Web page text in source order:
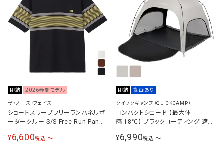
即納 2026春夏モデル
ザ・ノース・フェイス
ショートスリーブフリーランパネルボ
ーダークルー S/S Free Run Panel
ア シャツ NT12691
¥6,600税込 〜
即納 動画あり
クイックキャンプ（QUICKCAMP）
コンパクトシェード 【最大体
感-18℃】 ブラックコーティング 遮熱
ェード QC-CS180
¥6,990税込 〜